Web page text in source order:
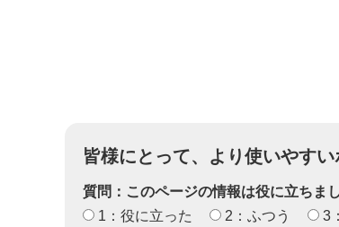
皆様にとって、より使いやす
質問：このページの情報は役に立ちま
1：役に立った
2：ふつう 3